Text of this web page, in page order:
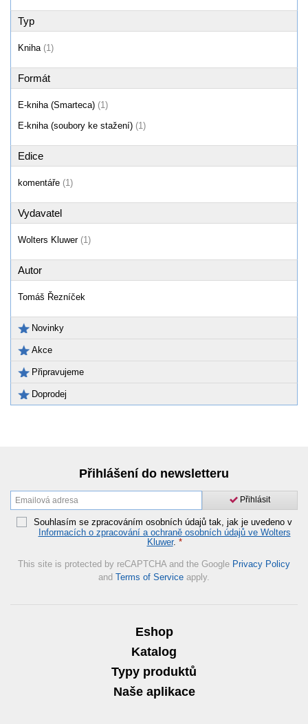
Typ
Kniha (1)
Formát
E-kniha (Smarteca) (1)
E-kniha (soubory ke stažení) (1)
Edice
komentáře (1)
Vydavatel
Wolters Kluwer (1)
Autor
Tomáš Řezníček
Novinky
Akce
Připravujeme
Doprodej
Přihlášení do newsletteru
Přihlásit
Souhlasím se zpracováním osobních údajů tak, jak je uvedeno v
Informacích o zpracování a ochraně osobních údajů ve Wolters
Kluwer. *
This site is protected by reCAPTCHA and the Google Privacy Policy
and Terms of Service apply.
Eshop
Katalog
Typy produktů
Naše aplikace